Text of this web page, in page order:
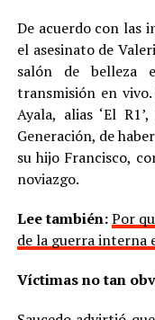
De acuerdo con las
el asesinato de
salón de belleza
transmisión en
Ayala, alias ‘El
Generación, de
su hijo Francisco,
noviazgo.
Lee también:Por
de la guerra interna
Víctimas no tan